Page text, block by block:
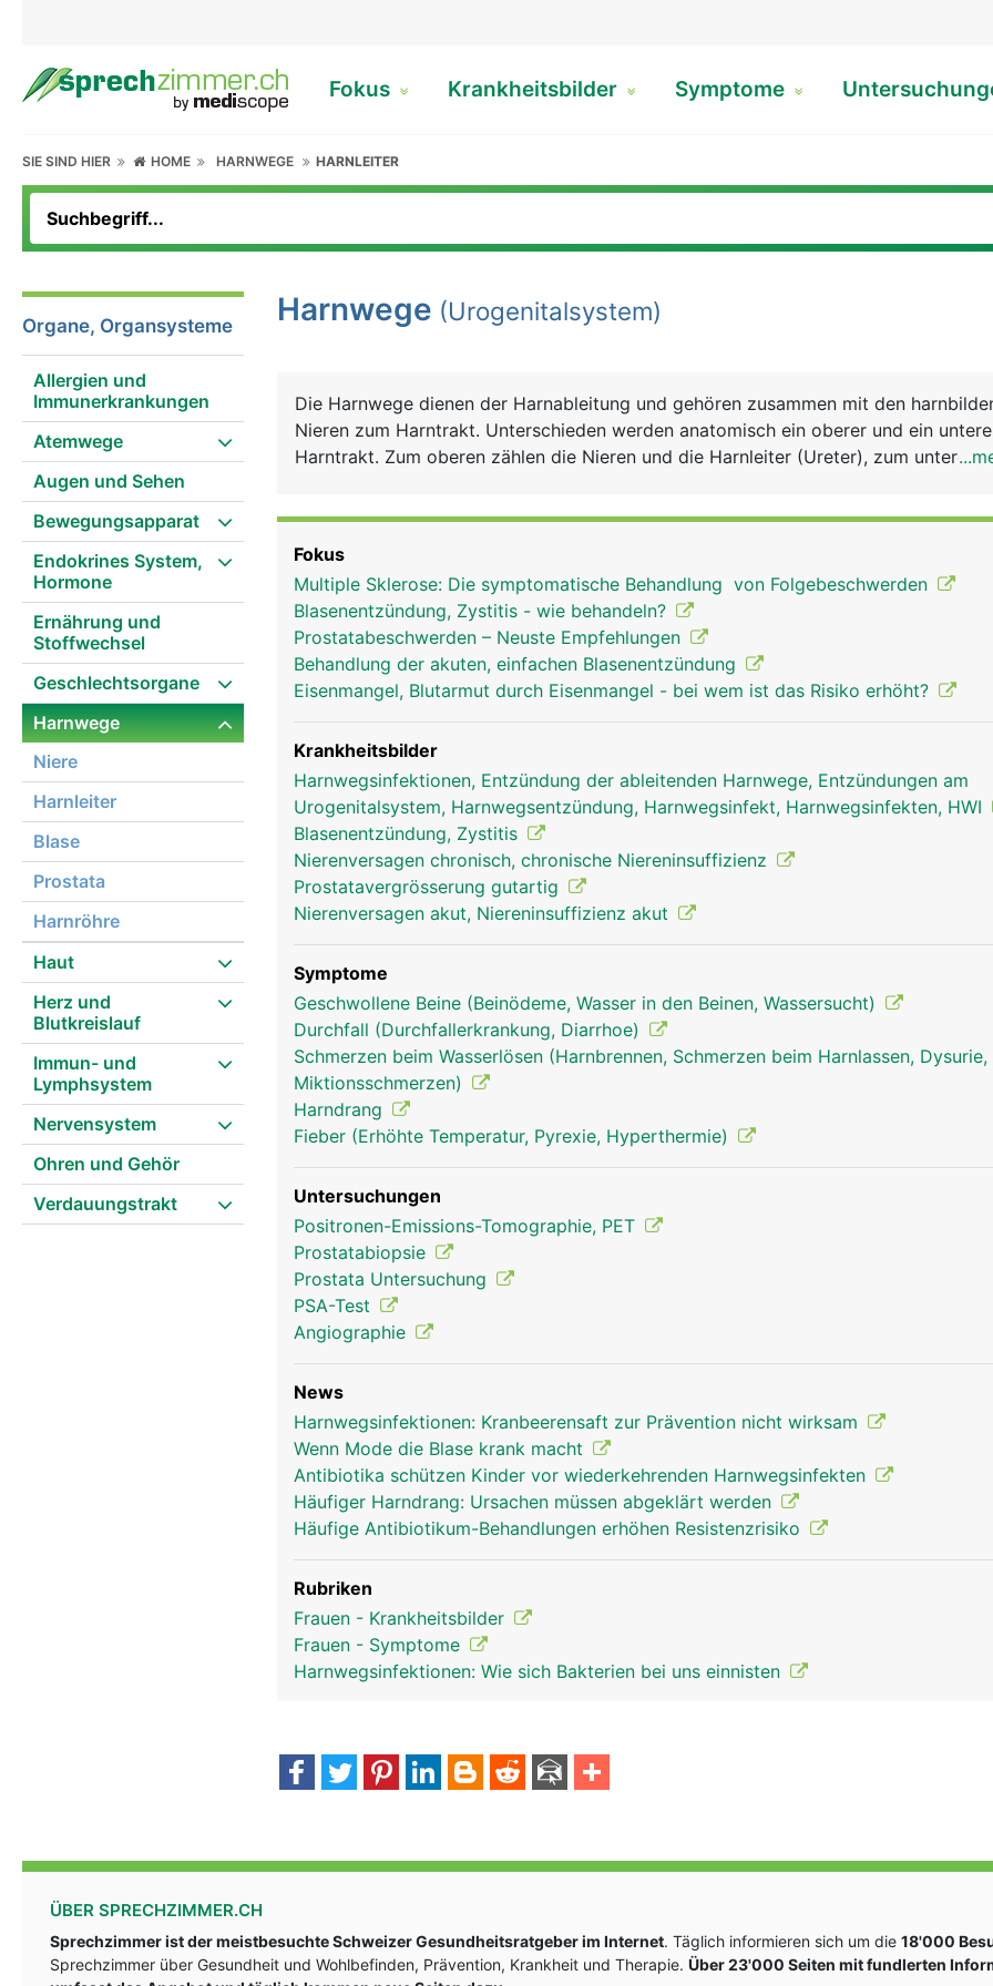
Fokus Krankheitsbilder Symptome
SIE SIND HIER HOME HARNWEGE HARNLEITER
Organe, Organsysteme
Allergien und
Immunerkrankungen
Atemwege
Augen und Sehen
Bewegungsapparat
Endokrines System,
Hormone
Ernährung und
Stoffwechsel
Geschlechtsorgane
Harnwege
Niere
Harnleiter
Blase
Prostata
Harnröhre
Haut
Herz und
Blutkreislauf
Immun- und
Lymphsystem
Nervensystem
Ohren und Gehör
Verdauungstrakt
Harnwege (Urogenitalsystem)
Die Harnwege dienen der Harnableitung und gehören zusammen mit den
Nieren zum Harntrakt. Unterschieden werden anatomisch ein oberer und ein
Harntrakt. Zum oberen zählen die Nieren und die Harnleiter (Ureter), zum unteren
Fokus
Multiple Sklerose: Die symptomatische Behandlung von Folgebeschwerden
Blasenentzündung, Zystitis - wie behandeln?
Prostatabeschwerden – Neuste Empfehlungen
Behandlung der akuten, einfachen Blasenentzündung
Eisenmangel, Blutarmut durch Eisenmangel - bei wem ist das Risiko erhöht?
Krankheitsbilder
Harnwegsinfektionen, Entzündung der ableitenden Harnwege, Entzündungen am
Urogenitalsystem, Harnwegsentzündung, Harnwegsinfekt, Harnwegsinfekten, HWI
Blasenentzündung, Zystitis
Nierenversagen chronisch, chronische Niereninsuffizienz
Prostatavergrösserung gutartig
Nierenversagen akut, Niereninsuffizienz akut
Symptome
Geschwollene Beine (Beinödeme, Wasser in den Beinen, Wassersucht)
Durchfall (Durchfallerkrankung, Diarrhoe)
Schmerzen beim Wasserlösen (Harnbrennen, Schmerzen beim Harnlassen,
Miktionsschmerzen)
Harndrang
Fieber (Erhöhte Temperatur, Pyrexie, Hyperthermie)
Untersuchungen
Positronen-Emissions-Tomographie, PET
Prostatabiopsie
Prostata Untersuchung
PSA-Test
Angiographie
News
Harnwegsinfektionen: Kranbeerensaft zur Prävention nicht wirksam
Wenn Mode die Blase krank macht
Antibiotika schützen Kinder vor wiederkehrenden Harnwegsinfekten
Häufiger Harndrang: Ursachen müssen abgeklärt werden
Häufige Antibiotikum-Behandlungen erhöhen Resistenzrisiko
Rubriken
Frauen - Krankheitsbilder
Frauen - Symptome
Harnwegsinfektionen: Wie sich Bakterien bei uns einnisten
ÜBER SPRECHZIMMER.CH
Sprechzimmer ist der meistbesuchte Schweizer Gesundheitsratgeber im Internet. Täglich informieren sich um die 18'000
Sprechzimmer über Gesundheit und Wohlbefinden, Prävention, Krankheit und Therapie. Über 23'000 Seiten mit fundlerten